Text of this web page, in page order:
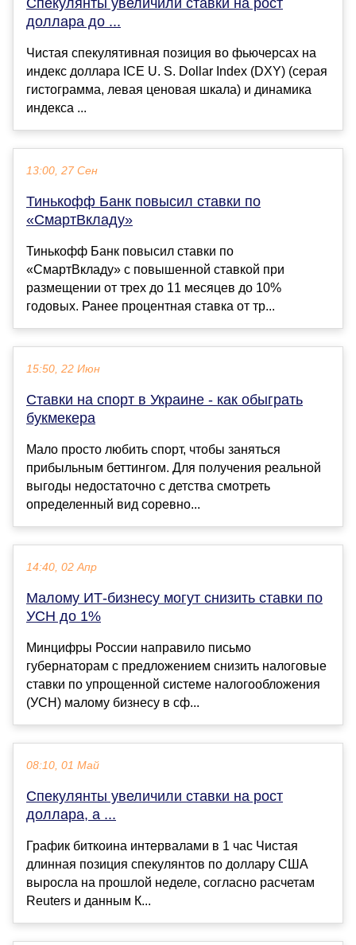
Спекулянты увеличили ставки на рост
доллара до ...
Чистая спекулятивная позиция во фьючерсах на
индекс доллара ICE U. S. Dollar Index (DXY) (серая
гистограмма, левая ценовая шкала) и динамика
индекса ...
13:00, 27 Сен
Тинькофф Банк повысил ставки по
«СмартВкладу»
Тинькофф Банк повысил ставки по
«СмартВкладу» с повышенной ставкой при
размещении от трех до 11 месяцев до 10%
годовых. Ранее процентная ставка от тр...
15:50, 22 Июн
Ставки на спорт в Украине - как обыграть
букмекера
Мало просто любить спорт, чтобы заняться
прибыльным беттингом. Для получения реальной
выгоды недостаточно с детства смотреть
определенный вид соревно...
14:40, 02 Апр
Малому ИТ-бизнесу могут снизить ставки по
УСН до 1%
Минцифры России направило письмо
губернаторам с предложением снизить налоговые
ставки по упрощенной системе налогообложения
(УСН) малому бизнесу в сф...
08:10, 01 Май
Спекулянты увеличили ставки на рост
доллара, а ...
График биткоина интервалами в 1 час Чистая
длинная позиция спекулянтов по доллару США
выросла на прошлой неделе, согласно расчетам
Reuters и данным К...